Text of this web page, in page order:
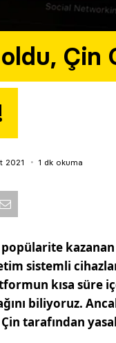
Çin
2021 1 dk okuma
popülarite
sistemli
kısa süre
biliyoruz.
tarafından